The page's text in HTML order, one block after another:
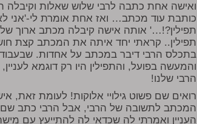
ואישה אחת כתבה לרבי שלוש שאלות
כותבת עוד מכתב… ואז אחת אומרת לי-'אני
תפילין?!…' אותה אישה קיבלה מכתב ארוך
תפילין.. קראתי יחד איתה את המכתב קצת
בתכלס הרבי דיבר במכתב על אחדות.
והמעשה בפועל, והתפילין היו רק דוגמא
הרבי שלנו!
רואים שם פשוט גילויי אלוקות! לעומת
המכתב לתשובה של הרבי, אבל הרבי כתב
העניין ואמרתי לה שכדאי לה להתייעץ עם